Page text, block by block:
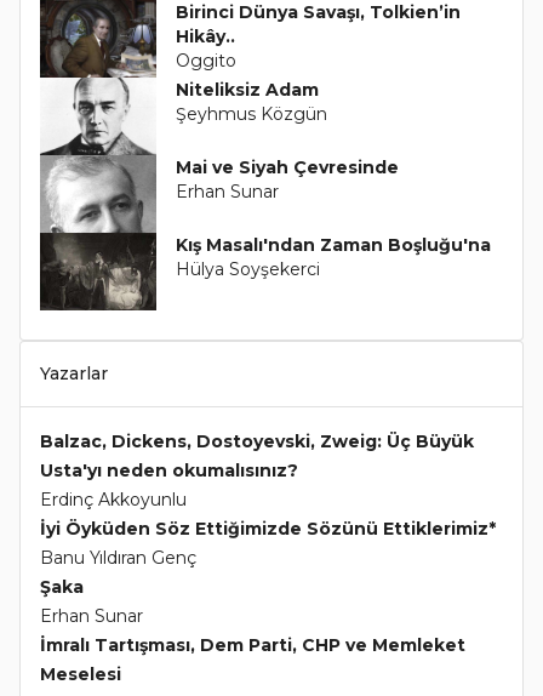
Birinci Dünya Savaşı, Tolkien’in
Hikây..
Oggito
Niteliksiz Adam
Şeyhmus Közgün
Mai ve Siyah Çevresinde
Erhan Sunar
Kış Masalı'ndan Zaman Boşluğu'na
Hülya Soyşekerci
Yazarlar
Balzac, Dickens, Dostoyevski, Zweig: Üç Büyük
Usta'yı neden okumalısınız?
Erdinç Akkoyunlu
İyi Öyküden Söz Ettiğimizde Sözünü Ettiklerimiz*
Banu Yıldıran Genç
Şaka
Erhan Sunar
İmralı Tartışması, Dem Parti, CHP ve Memleket
Meselesi